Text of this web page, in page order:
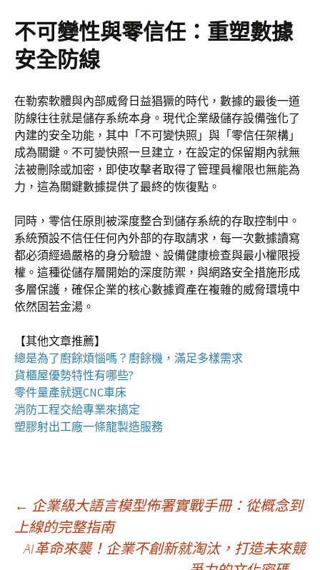
不可變性與零信任：重塑數據
安全防線
在勒索軟體與內部威脅日益猖獗的時代，數據的最後一道
防線往往就是儲存系統本身。現代企業級儲存設備強化了
內建的安全功能，其中「不可變快照」與「零信任架構」
成為關鍵。不可變快照一旦建立，在設定的保留期內就無
法被刪除或加密，即使攻擊者取得了管理員權限也無能為
力，這為關鍵數據提供了最終的恢復點。
同時，零信任原則被深度整合到儲存系統的存取控制中。
系統預設不信任任何內外部的存取請求，每一次數據讀寫
都必須經過嚴格的身分驗證、設備健康檢查與最小權限授
權。這種從儲存層開始的深度防禦，與網路安全措施形成
多層保護，確保企業的核心數據資產在複雜的威脅環境中
依然固若金湯。
【其他文章推薦】
總是為了廚餘煩惱嗎？ 廚餘機 ，滿足多樣需求
貨櫃屋優勢特性有哪些?
零件量產就選CNC車床
消防工程交給專業來搞定
塑膠射出工廠一條龍製造服務
文
章
← 企業級大語言模型佈署實戰手冊：從概念到
上線的完整指南
AI革命來襲！企業不創新就淘汰，打造未來競